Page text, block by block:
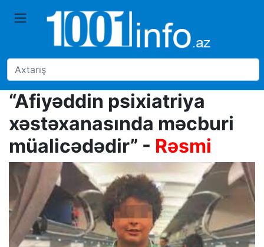
“Afiyəddin psixiatriya
xəstəxanasında məcburi
müalicədədir” - Rəsmi